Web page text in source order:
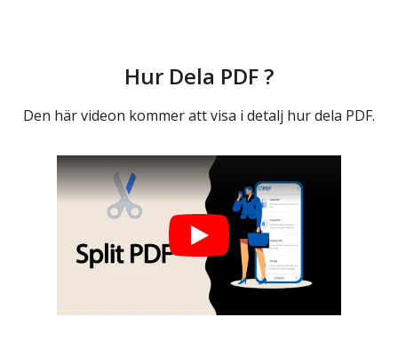
Hur Dela PDF ?
Den här videon kommer att visa i detalj hur dela PDF.